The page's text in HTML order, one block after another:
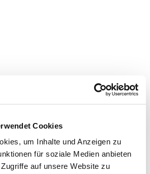
Cookies
um Inhalte und Anzeigen zu
für soziale Medien anbieten
auf unsere Website zu